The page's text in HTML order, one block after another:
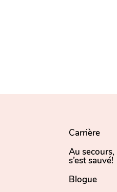
Carrière
Au
s’est sauvé!
Blogue